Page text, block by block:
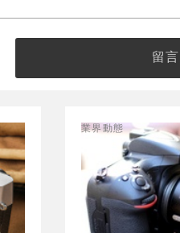
留言
業界動態